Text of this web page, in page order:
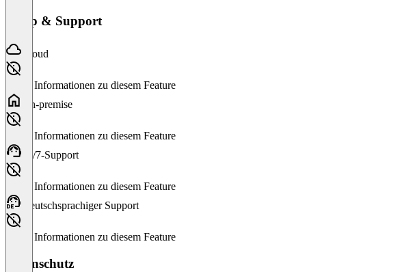
Setup & Support
Cloud
Keine Informationen zu diesem Feature
On-premise
Keine Informationen zu diesem Feature
24/7-Support
Keine Informationen zu diesem Feature
Deutschsprachiger Support
Keine Informationen zu diesem Feature
Datenschutz